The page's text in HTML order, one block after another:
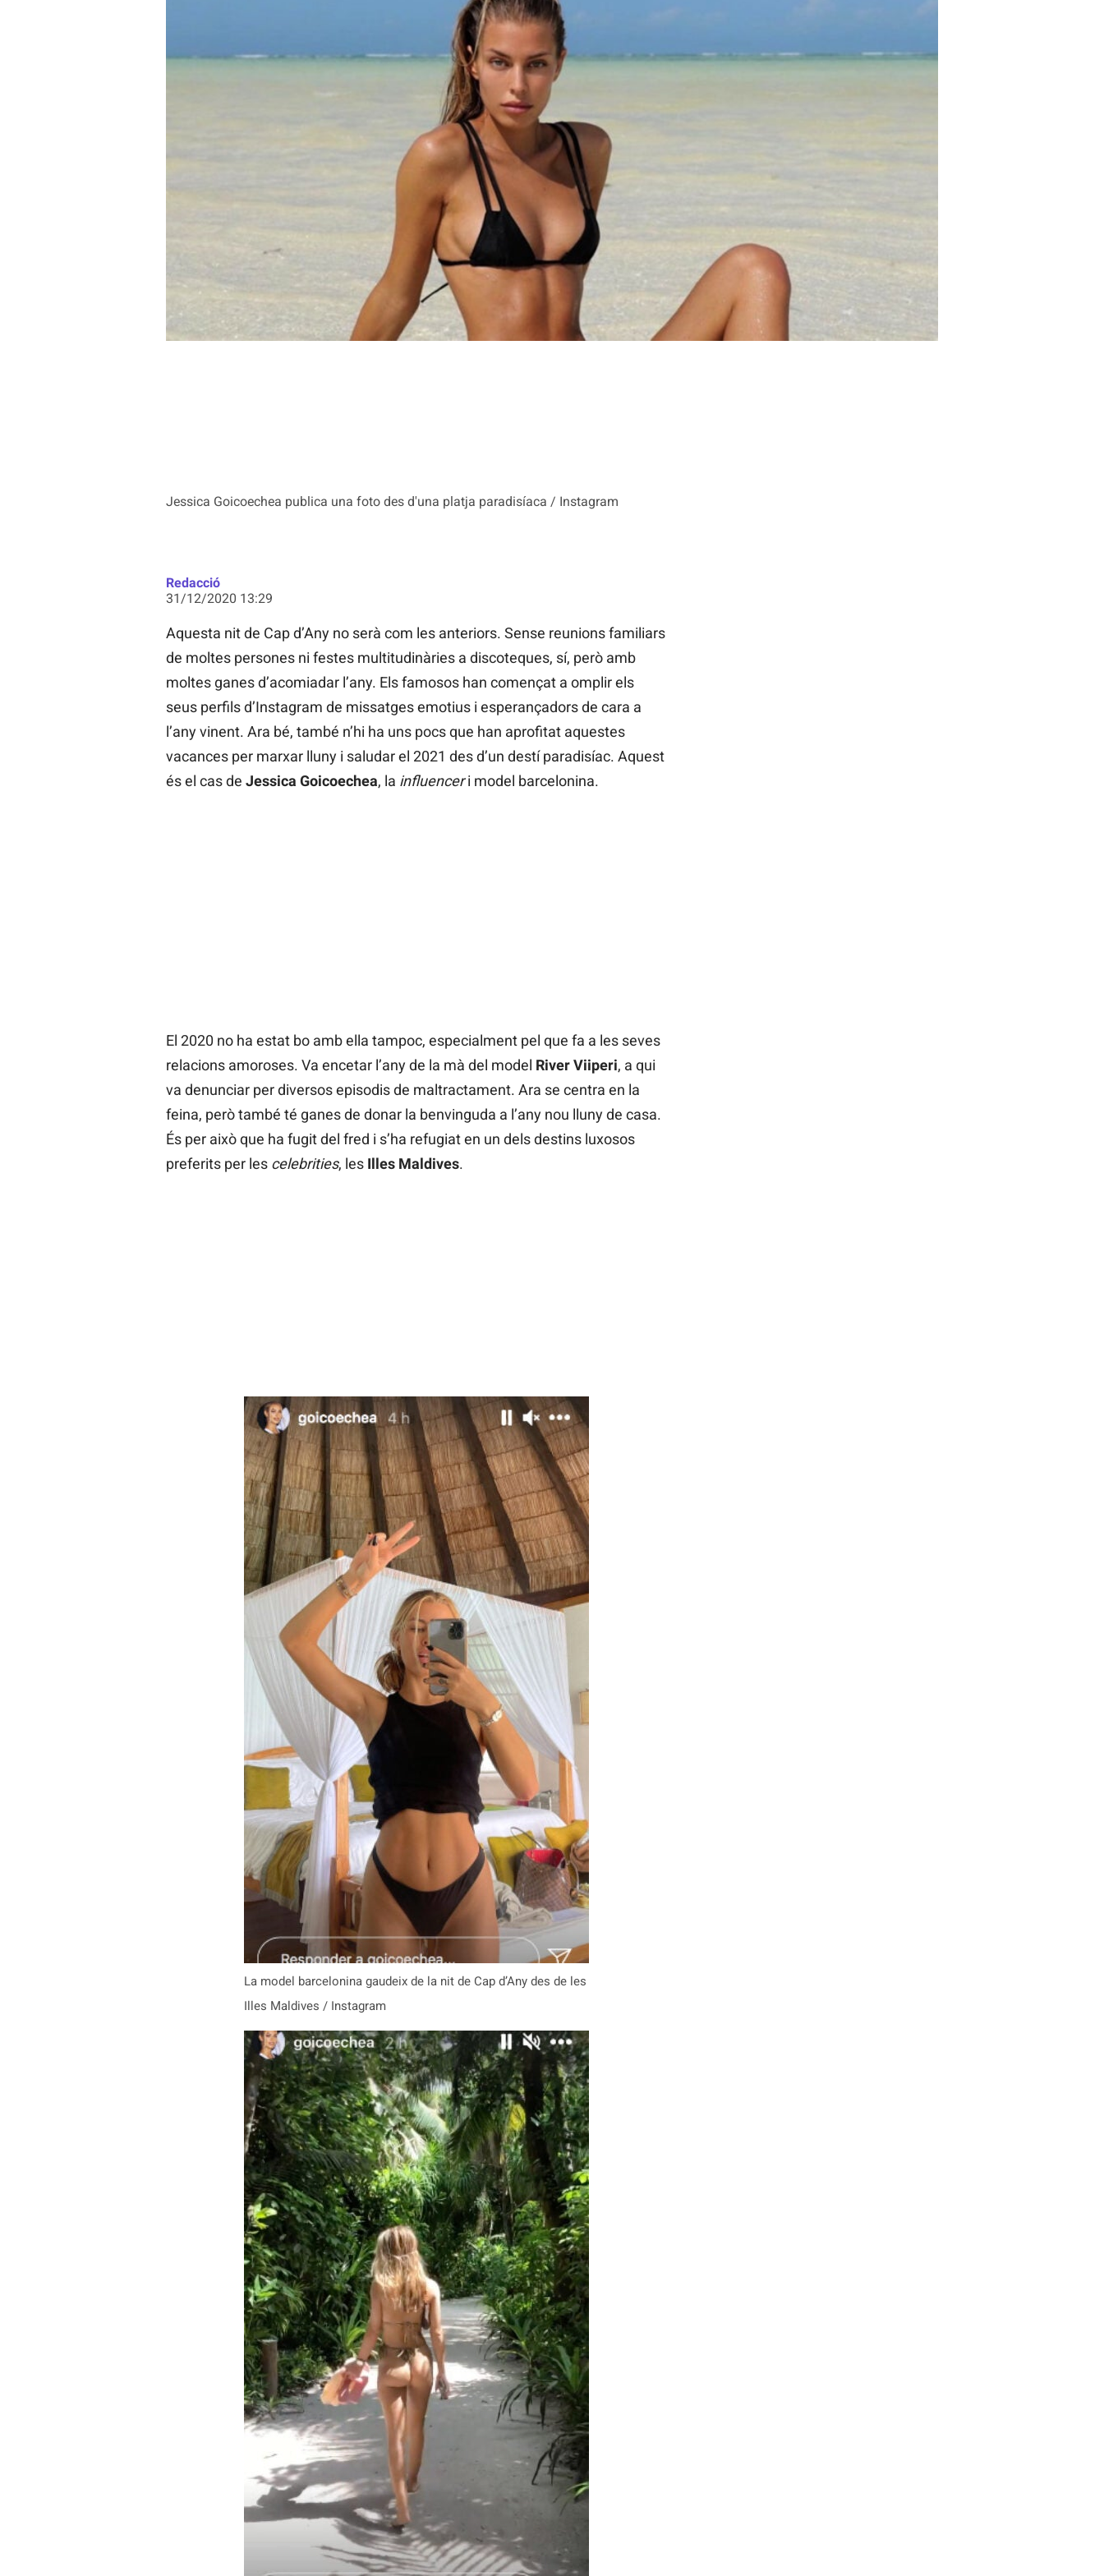
Jessica Goicoechea publica una foto des d'una platja paradisíaca / Instagram
Redacció
31/12/2020 13:29
Aquesta nit de Cap d’Any no serà com les anteriors. Sense reunions familiars
de moltes persones ni festes multitudinàries a discoteques, sí, però amb
moltes ganes d’acomiadar l’any. Els famosos han començat a omplir els
seus perfils d’Instagram de missatges emotius i esperançadors de cara a
l’any vinent. Ara bé, també n’hi ha uns pocs que han aprofitat aquestes
vacances per marxar lluny i saludar el 2021 des d’un destí paradisíac. Aquest
és el cas de Jessica Goicoechea, la influenceri model barcelonina.
El 2020 no ha estat bo amb ella tampoc, especialment pel que fa a les seves
relacions amoroses. Va encetar l’any de la mà del model River Viiperi, a qui
va denunciar per diversos episodis de maltractament. Ara se centra en la
feina, però també té ganes de donar la benvinguda a l’any nou lluny de casa.
És per això que ha fugit del fred i s’ha refugiat en un dels destins luxosos
preferits per les celebrities, les Illes Maldives.
La model barcelonina gaudeix de la nit de Cap d’Any des de les
Illes Maldives / Instagram